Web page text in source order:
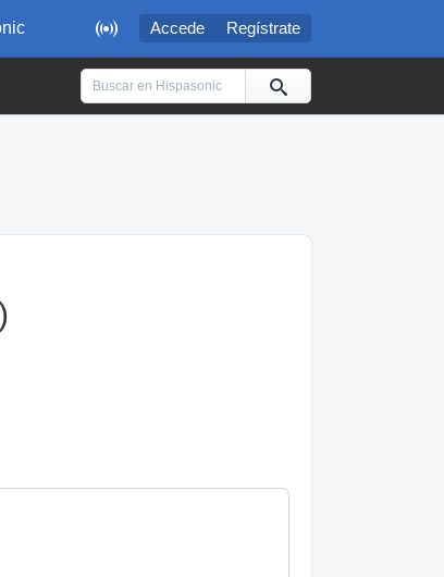
 Accede Regístrate